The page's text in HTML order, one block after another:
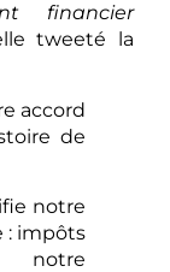
financier
tweeté la
accord
de
notre
: impôts
notre